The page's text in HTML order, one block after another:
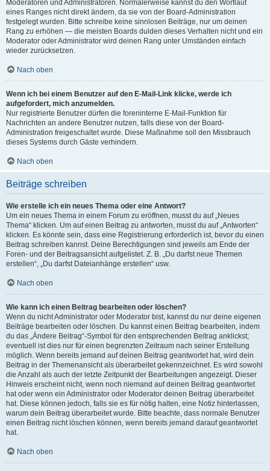
Moderatoren und Administratoren. Normalerweise kannst du den Wortlaut
eines Ranges nicht direkt ändern, da sie von der Board-Administration
festgelegt wurden. Bitte schreibe keine sinnlosen Beiträge, nur um deinen
Rang zu erhöhen — die meisten Boards dulden dieses Verhalten nicht und ein
Moderator oder Administrator wird deinen Rang unter Umständen einfach
wieder zurücksetzen.
Nach oben
Wenn ich bei einem Benutzer auf den E-Mail-Link klicke, werde ich
aufgefordert, mich anzumelden.
Nur registrierte Benutzer dürfen die foreninterne E-Mail-Funktion für
Nachrichten an andere Benutzer nutzen, falls diese von der Board-
Administration freigeschaltet wurde. Diese Maßnahme soll den Missbrauch
dieses Systems durch Gäste verhindern.
Nach oben
Beiträge schreiben
Wie erstelle ich ein neues Thema oder eine Antwort?
Um ein neues Thema in einem Forum zu eröffnen, musst du auf „Neues
Thema“ klicken. Um auf einen Beitrag zu antworten, musst du auf „Antworten“
klicken. Es könnte sein, dass eine Registrierung erforderlich ist, bevor du einen
Beitrag schreiben kannst. Deine Berechtigungen sind jeweils am Ende der
Foren- und der Beitragsansicht aufgelistet. Z. B. „Du darfst neue Themen
erstellen“, „Du darfst Dateianhänge erstellen“ usw.
Nach oben
Wie kann ich einen Beitrag bearbeiten oder löschen?
Wenn du nicht Administrator oder Moderator bist, kannst du nur deine eigenen
Beiträge bearbeiten oder löschen. Du kannst einen Beitrag bearbeiten, indem
du das „Ändere Beitrag“-Symbol für den entsprechenden Beitrag anklickst;
eventuell ist dies nur für einen begrenzten Zeitraum nach seiner Erstellung
möglich. Wenn bereits jemand auf deinen Beitrag geantwortet hat, wird dein
Beitrag in der Themenansicht als überarbeitet gekennzeichnet. Es wird sowohl
die Anzahl als auch der letzte Zeitpunkt der Bearbeitungen angezeigt. Dieser
Hinweis erscheint nicht, wenn noch niemand auf deinen Beitrag geantwortet
hat oder wenn ein Administrator oder Moderator deinen Beitrag überarbeitet
hat. Diese können jedoch, falls sie es für nötig halten, eine Notiz hinterlassen,
warum dein Beitrag überarbeitet wurde. Bitte beachte, dass normale Benutzer
einen Beitrag nicht löschen können, wenn bereits jemand darauf geantwortet
hat.
Nach oben